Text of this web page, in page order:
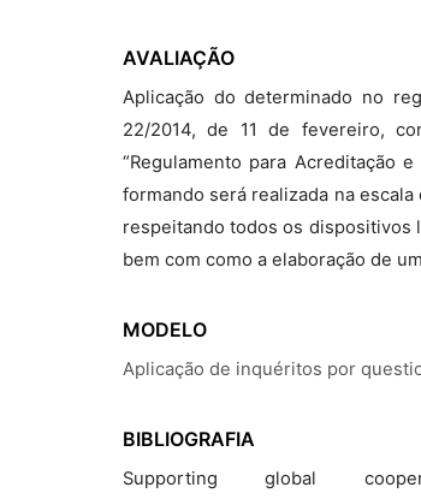
AVALIAÇÃO
Aplicação do determinado no
22/2014, de 11 de fevereiro,
“Regulamento para Acreditação
formando será realizada na
respeitando todos os dispositivos
bem com como a elaboração de
MODELO
Aplicação de inquéritos por
BIBLIOGRAFIA
Supporting global